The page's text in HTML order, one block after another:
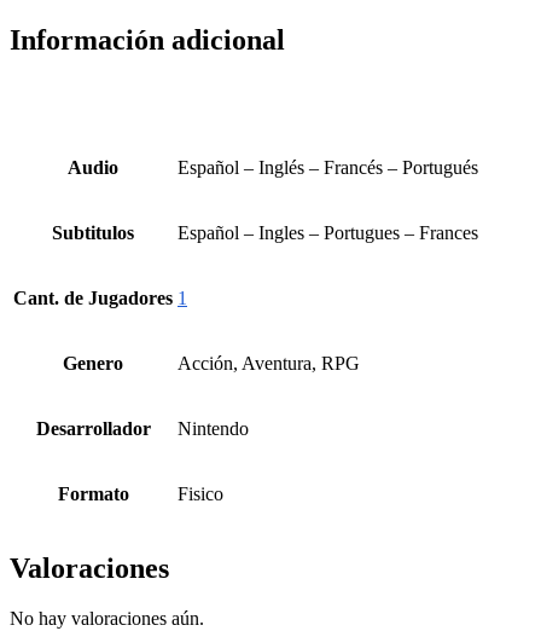
Información adicional
Audio Español – Inglés – Francés – Portugués
Subtitulos Español – Ingles – Portugues – Frances
Cant. de Jugadores 1
Genero Acción, Aventura, RPG
Desarrollador Nintendo
Formato Fisico
Valoraciones
No hay valoraciones aún.